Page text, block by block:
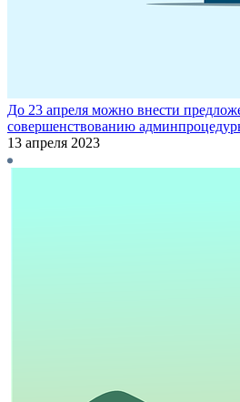
До 23 апреля можно внести
совершенствованию
13 апреля 2023